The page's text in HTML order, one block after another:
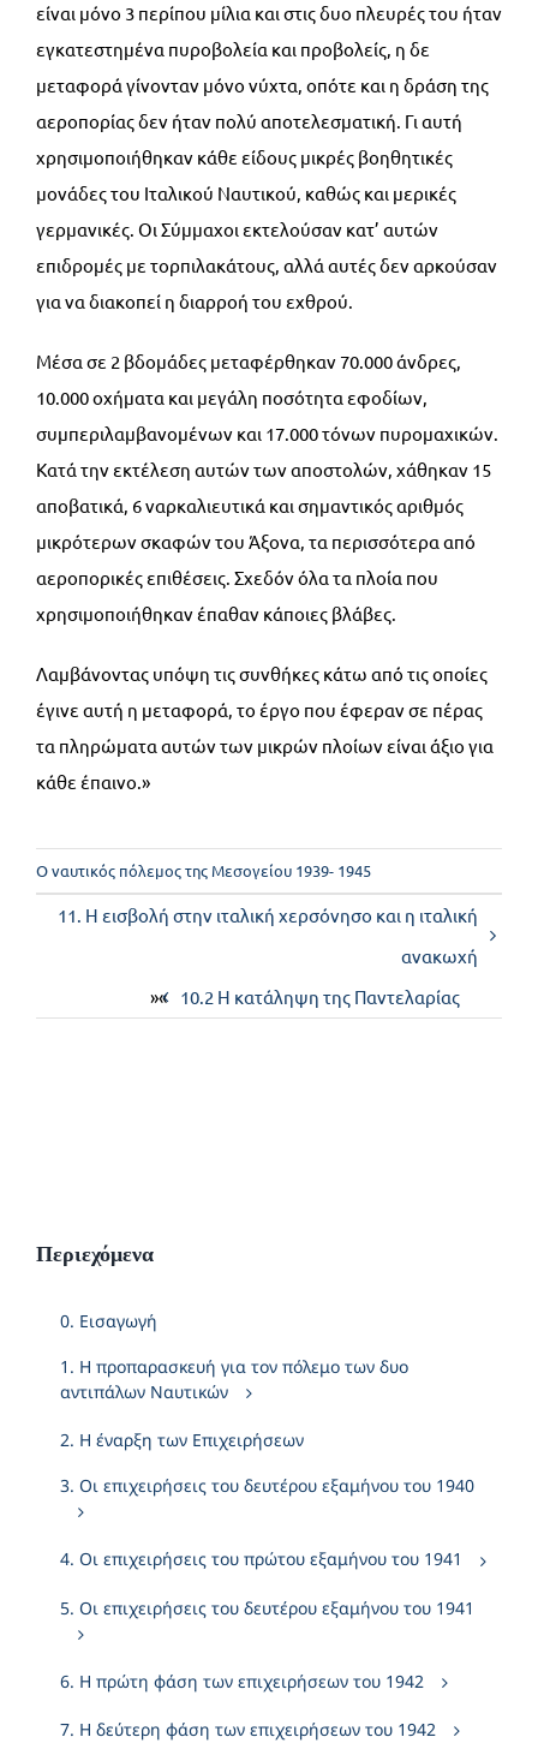
είναι μόνο 3 περίπου μίλια και στις δυο πλευρές του ήταν
εγκατεστημένα πυροβολεία και προβολείς, η δε
μεταφορά γίνονταν μόνο νύχτα, οπότε και η δράση της
αεροπορίας δεν ήταν πολύ αποτελεσματική. Γι αυτή
χρησιμοποιήθηκαν κάθε είδους μικρές βοηθητικές
μονάδες του Ιταλικού Ναυτικού, καθώς και μερικές
γερμανικές. Οι Σύμμαχοι εκτελούσαν κατ’ αυτών
επιδρομές με τορπιλακάτους, αλλά αυτές δεν αρκούσαν
για να διακοπεί η διαρροή του εχθρού.
Μέσα σε 2 βδομάδες μεταφέρθηκαν 70.000 άνδρες,
10.000 οχήματα και μεγάλη ποσότητα εφοδίων,
συμπεριλαμβανομένων και 17.000 τόνων πυρομαχικών.
Κατά την εκτέλεση αυτών των αποστολών, χάθηκαν 15
αποβατικά, 6 ναρκαλιευτικά και σημαντικός αριθμός
μικρότερων σκαφών του Άξονα, τα περισσότερα από
αεροπορικές επιθέσεις. Σχεδόν όλα τα πλοία που
χρησιμοποιήθηκαν έπαθαν κάποιες βλάβες.
Λαμβάνοντας υπόψη τις συνθήκες κάτω από τις οποίες
έγινε αυτή η μεταφορά, το έργο που έφεραν σε πέρας
τα πληρώματα αυτών των μικρών πλοίων είναι άξιο για
κάθε έπαινο.»
Ο ναυτικός πόλεμος της Μεσογείου 1939- 1945
11. Η εισβολή στην ιταλική χερσόνησο και η ιταλική
ανακωχή
»« 10.2 Η κατάληψη της Παντελαρίας
Περιεχόμενα
0. Εισαγωγή
1. Η προπαρασκευή για τον πόλεμο των δυο
αντιπάλων Ναυτικών
2. Η έναρξη των Επιχειρήσεων
3. Οι επιχειρήσεις του δευτέρου εξαμήνου του 1940
4. Οι επιχειρήσεις του πρώτου εξαμήνου του 1941
5. Οι επιχειρήσεις του δευτέρου εξαμήνου του 1941
6. Η πρώτη φάση των επιχειρήσεων του 1942
7. Η δεύτερη φάση των επιχειρήσεων του 1942